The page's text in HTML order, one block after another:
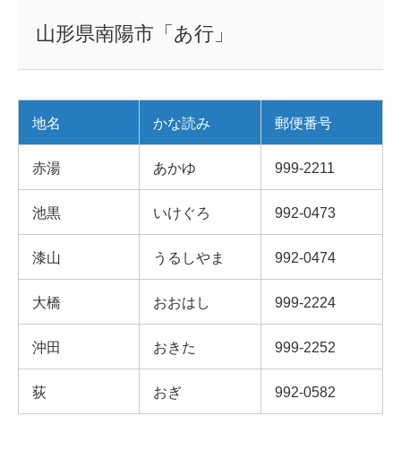
山形県南陽市「あ行」
地名 かな読み 郵便番号
赤湯 あかゆ 999-2211
池黒 いけぐろ 992-0473
漆山 うるしやま 992-0474
大橋 おおはし 999-2224
沖田 おきた 999-2252
荻 おぎ 992-0582